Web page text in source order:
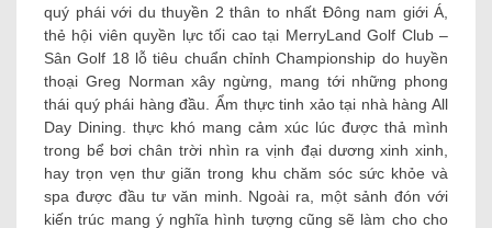
quý phái với du thuyền 2 thân to nhất Đông nam giới Á,
thẻ hội viên quyền lực tối cao tại MerryLand Golf Club –
Sân Golf 18 lỗ tiêu chuẩn chỉnh Championship do huyền
thoại Greg Norman xây ngừng, mang tới những phong
thái quý phái hàng đầu. Ẩm thực tinh xảo tại nhà hàng All
Day Dining. thực khó mang cảm xúc lúc được thả mình
trong bể bơi chân trời nhìn ra vịnh đại dương xinh xinh,
hay trọn vẹn thư giãn trong khu chăm sóc sức khỏe và
spa được đầu tư văn minh. Ngoài ra, một sảnh đón với
kiến ​​trúc mang ý nghĩa hình tượng cũng sẽ làm cho cho